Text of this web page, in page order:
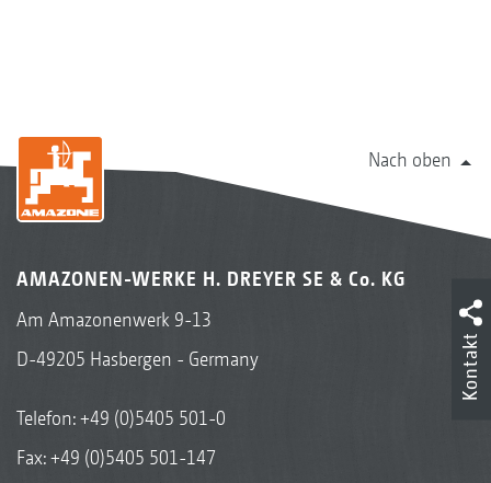
Nach oben
AMAZONEN-WERKE H. DREYER SE & Co. KG
Am Amazonenwerk 9-13
D-49205 Hasbergen - Germany
Telefon:+49 (0)5405 501-0
Fax: +49 (0)5405 501-147
Kontakt